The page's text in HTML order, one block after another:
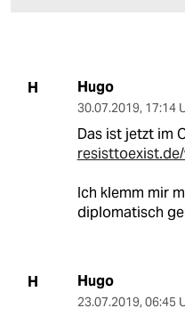
H Hugo
30.07.2019, 17:14
Das ist jetzt im
Ich klemm mir
diplomatisch
H Hugo
23.07.2019, 06:45